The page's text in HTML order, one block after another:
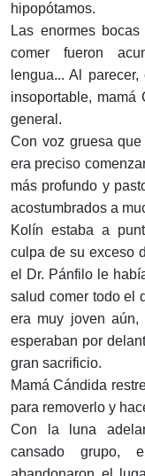
hipopó­tamos.
Las enormes
comer fueron
lengua... Al
insoportable, mamá
general.
Con voz gruesa
era preciso
más profundo y
acostumbrados a
Kolín estaba a
culpa de su exceso
el Dr. Pánfilo le
salud comer todo el
era muy joven
esperaban por
gran sacrificio.
Mamá Cándida
para removerlo y
Con la luna
cansado grupo,